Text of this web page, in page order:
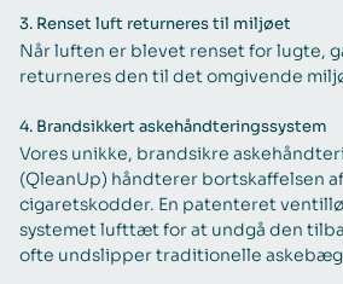
3. Renset luft returneres til miljøet
Når luften er blevet renset for lugte,
returneres den til det omgivende
4. Brandsikkert askehåndteringssystem
Vores unikke, brandsikre
(QleanUp) håndterer bortskaffelsen
cigaretskodder. En patenteret
systemet lufttæt for at undgå den
ofte undslipper traditionelle